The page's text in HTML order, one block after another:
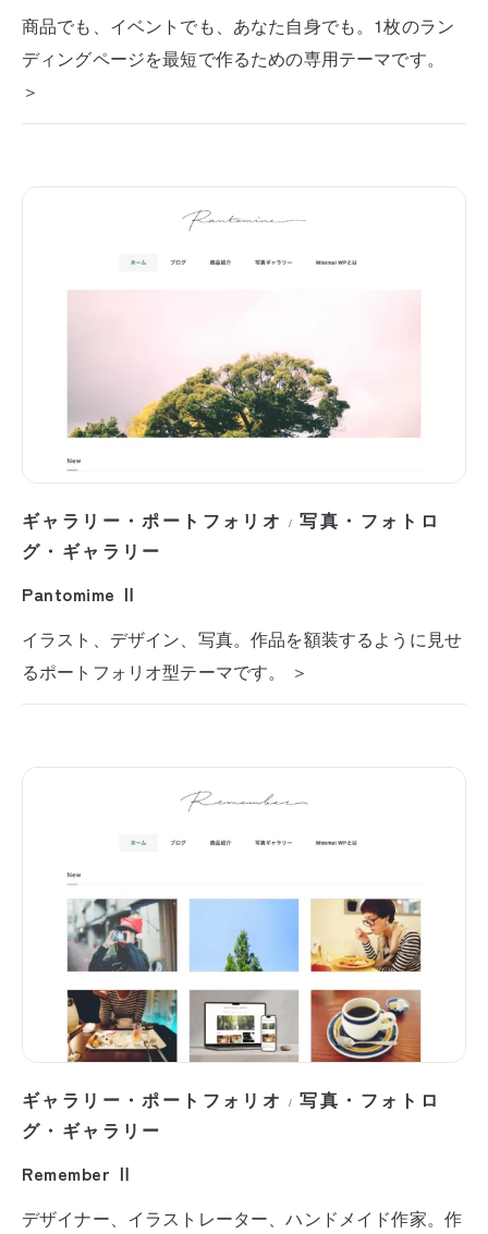
商品でも、イベントでも、あなた自身でも。1枚のラン
ディングページを最短で作るための専用テーマです。
＞
ギャラリー・ポートフォリオ /写真・フォトロ
グ・ギャラリー
Pantomime Ⅱ
イラスト、デザイン、写真。作品を額装するように見せ
るポートフォリオ型テーマです。 ＞
ギャラリー・ポートフォリオ /写真・フォトロ
グ・ギャラリー
Remember Ⅱ
デザイナー、イラストレーター、ハンドメイド作家。作